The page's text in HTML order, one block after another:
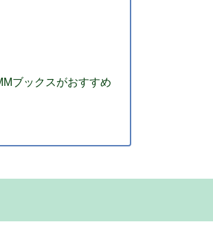
ブックスがおすすめ